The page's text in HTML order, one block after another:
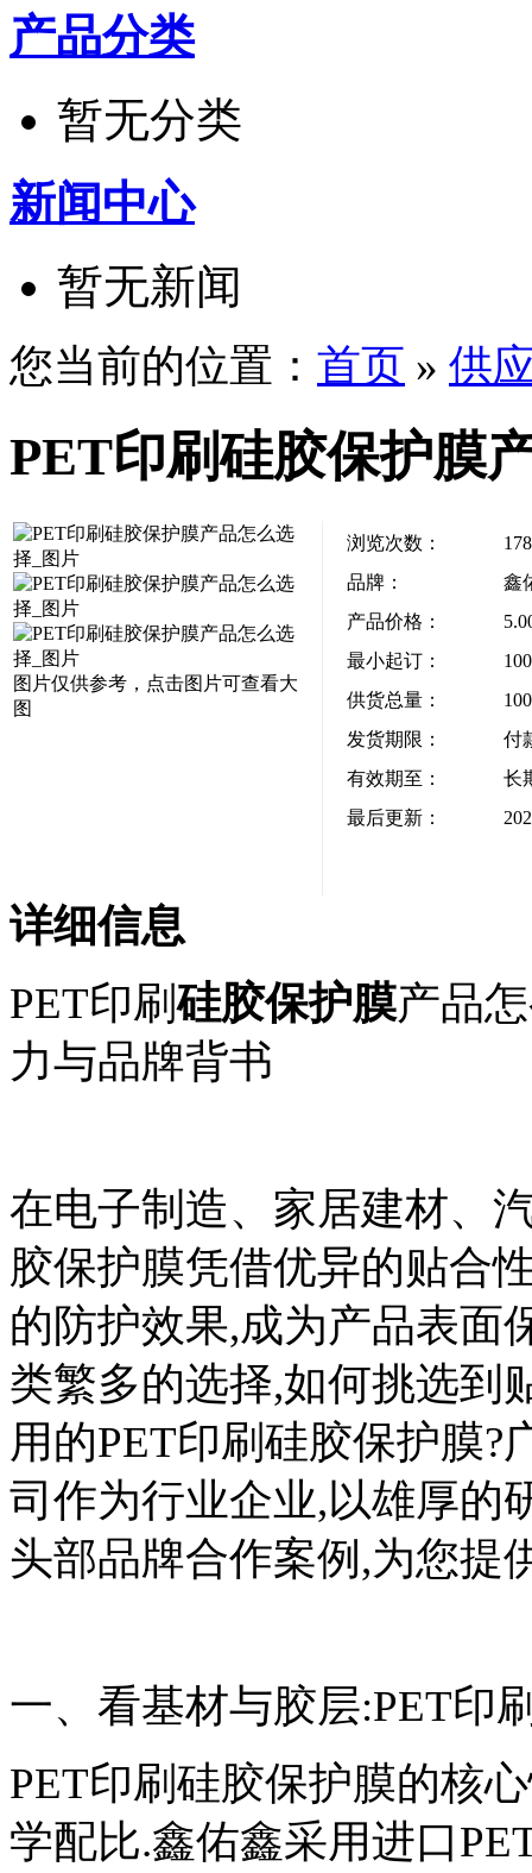
产品分类
暂无分类
新闻中心
暂无新闻
您当前的位置： 首页 » 供
PET印刷硅胶保护膜
图片仅供参考，点击图片可查看大
图
浏览次数：
178
品牌：
鑫
产品价格：
最小起订：
供货总量：
发货期限：
付
有效期至：
长
最后更新：
详细信息
PET印刷硅胶保护膜产品
力与品牌背书
在电子制造、家居建材、
胶保护膜凭借优异的贴合
的防护效果,成为产品表面
类繁多的选择,如何挑选到
用的PET印刷硅胶保护膜
司作为行业企业,以雄厚的
头部品牌合作案例,为您提
一、看基材与胶层:PET印
PET印刷硅胶保护膜的核
学配比.鑫佑鑫采用进口